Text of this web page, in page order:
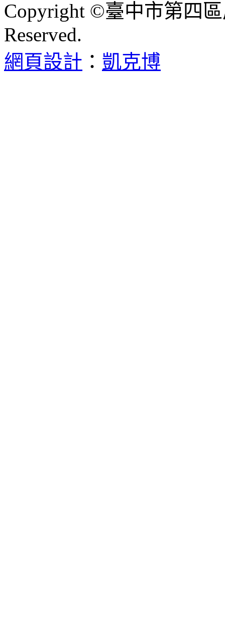
Copyright ©臺中市第四
Reserved.
網頁設計 ： 凱克博